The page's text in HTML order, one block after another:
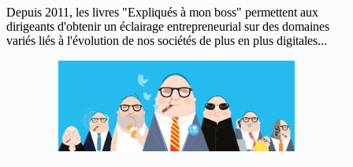
Depuis 2011, les livres "Expliqués à mon boss" permettent aux
dirigeants d'obtenir un éclairage entrepreneurial sur des domaines
variés liés à l'évolution de nos sociétés de plus en plus digitales...